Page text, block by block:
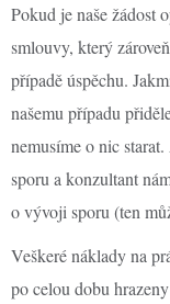
Pokud je naše žádost
smlouvy, který
případě úspěchu.
našemu případu
nemusíme o nic
sporu a konzultant
o vývoji sporu (ten
Veškeré náklady na
po celou dobu